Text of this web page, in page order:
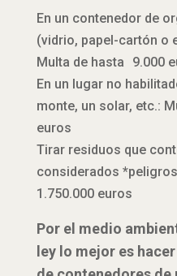
En un contenedor de
(vidrio, papel-cartón o
Multa de hasta 9.000
En un lugar no
monte, un solar, etc.:
euros
Tirar residuos que
considerados
1.750.000 euros
Por el medio
ley lo mejor es